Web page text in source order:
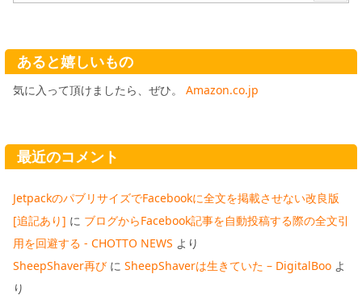
あると嬉しいもの
気に入って頂けましたら、ぜひ。 Amazon.co.jp
最近のコメント
JetpackのパブリサイズでFacebookに全文を掲載させない改良版
[追記あり] に ブログからFacebook記事を自動投稿する際の全文引
用を回避する - CHOTTO NEWS より
SheepShaver再び に SheepShaverは生きていた – DigitalBoo よ
り